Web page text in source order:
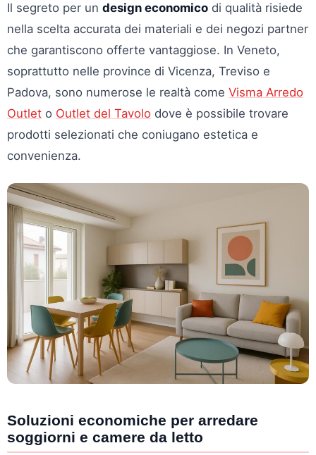
Il segreto per un design economico di qualità risiede
nella scelta accurata dei materiali e dei negozi partner
che garantiscono offerte vantaggiose. In Veneto,
soprattutto nelle province di Vicenza, Treviso e
Padova, sono numerose le realtà come Visma Arredo
Outlet o Outlet del Tavolo dove è possibile trovare
prodotti selezionati che coniugano estetica e
convenienza.
Soluzioni economiche per arredare
soggiorni e camere da letto